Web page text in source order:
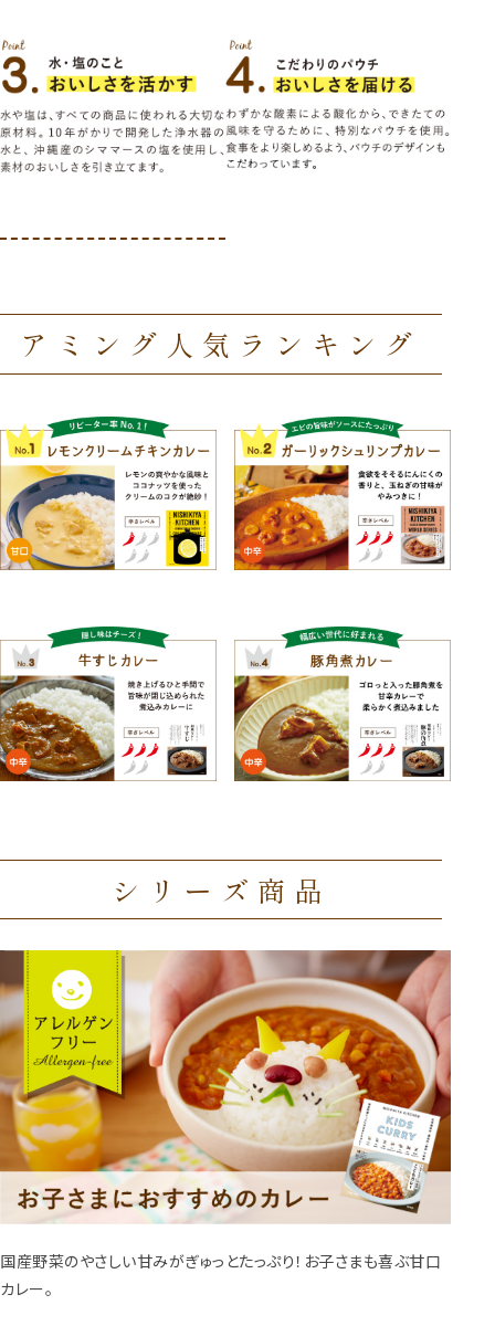
アミング人気ランキング
シリーズ商品
国産野菜のやさしい甘みがぎゅっとたっぷり！お子さまも喜ぶ甘口
カレー。